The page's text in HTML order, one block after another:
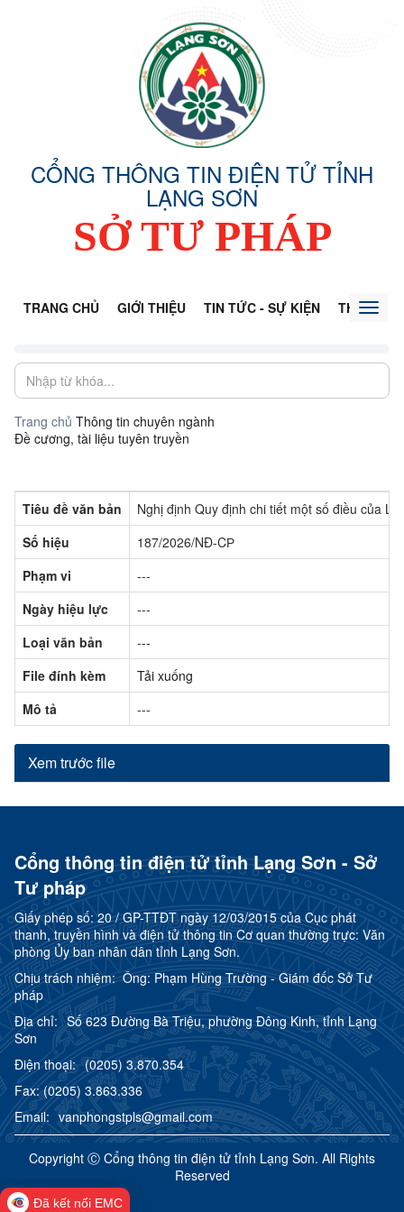
CỔNG THÔNG TIN ĐIỆN TỬ TỈNH
LẠNG SƠN
SỞ TƯ PHÁP
TRANG CHỦ GIỚI THIỆU TIN TỨC - SỰ KIỆN THÔNG
Trang chủ Thông tin chuyên ngành
Đề cương, tài liệu tuyên truyền
Tiêu đề văn bản
Nghị định Quy định chi tiết một số điều của
Số hiệu
187/2026/NĐ-CР
Phạm vi
---
Ngày hiệu lực
---
Loại văn bản
---
File đính kèm
Tải xuống
Mô tả
---
Xem trước file
Cổng thông tin điện tử tỉnh Lạng Sơn - Sở
Tư pháp
Giấy phép số:20 / GP-TTĐT ngày 12/03/2015 của Cục phát
thanh, truyền hình và điện tử thông tin Cơ quan thường trực: Văn
phòng Ủy ban nhân dân tỉnh Lạng Sơn.
Chịu trách nhiệm:Ông: Phạm Hùng Trường - Giám đốc Sở Tư
pháp
Địa chỉ: Số 623 Đường Bà Triệu, phường Đông Kinh, tỉnh Lạng
Sơn
Điện thoại: (0205) 3.870.354
Fax:(0205) 3.863.336
Email: vanphongstpls@gmail.com
Copyright Ⓒ Cổng thông tin điện tử tỉnh Lạng Sơn. All Rights
Reserved
Đã kết nối EMC